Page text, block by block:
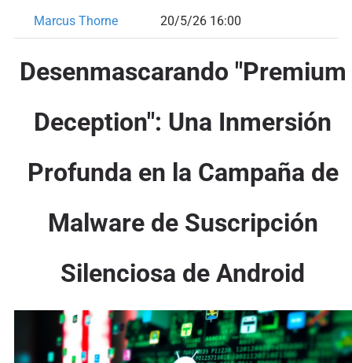
Marcus Thorne 20/5/26 16:00
Desenmascarando "Premium
Deception": Una Inmersión
Profunda en la Campaña de
Malware de Suscripción
Silenciosa de Android